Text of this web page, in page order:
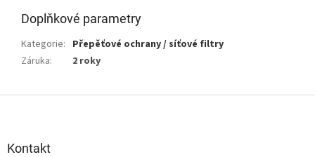
Doplňkové parametry
Kategorie: Přepěťové ochrany / síťové filtry
Záruka: 2 roky
Kontakt